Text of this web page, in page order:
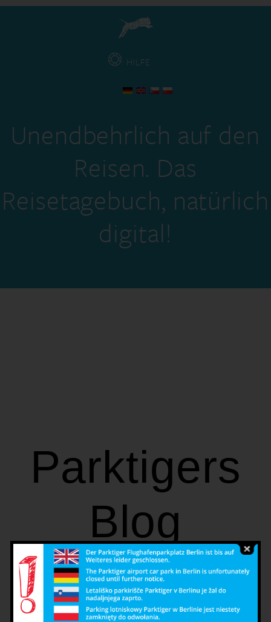
HILFE
Unendbehrlich auf den
Reisen. Das
Reisetagebuch, natürlich
digital!
Parktigers
Blog
ALL RUND UM'S REISEN TECHNIK-TIPPS
TRAVEL ESSENTIALS